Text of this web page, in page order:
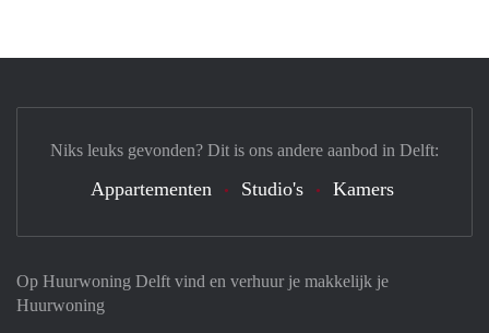
Op Huurwoning Delft vind en verhuur je makkelijk je
Huurwoning
Niks leuks gevonden? Dit is ons andere aanbod in Delft:
Appartementen Studio's Kamers